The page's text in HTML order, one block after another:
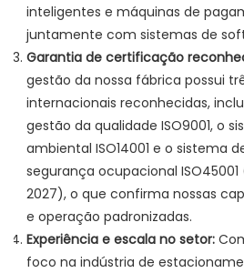
inteligentes e máquinas de
juntamente com sistemas de
Garantia de certificação
gestão da nossa fábrica possui
internacionais reconhecidas,
gestão da qualidade ISO9001, o
ambiental ISO14001 e o sistema
segurança ocupacional
2027), o que confirma nossas
e operação padronizadas.
Experiência e escala no setor:
foco na indústria de